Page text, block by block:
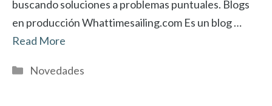
buscando soluciones a problemas puntuales. Blogs
en producción Whattimesailing.com Es un blog …
Read More
Categorías
Novedades